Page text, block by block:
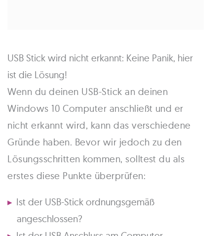
USB Stick wird nicht erkannt: Keine Panik, hier
ist die Lösung!
Wenn du deinen USB-Stick an deinen
Windows 10 Computer anschließt und er
nicht erkannt wird, kann das verschiedene
Gründe haben. Bevor wir jedoch zu den
Lösungsschritten kommen, solltest du als
erstes diese Punkte überprüfen:
Ist der USB-Stick ordnungsgemäß
angeschlossen?